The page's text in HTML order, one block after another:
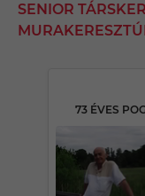
SENIOR